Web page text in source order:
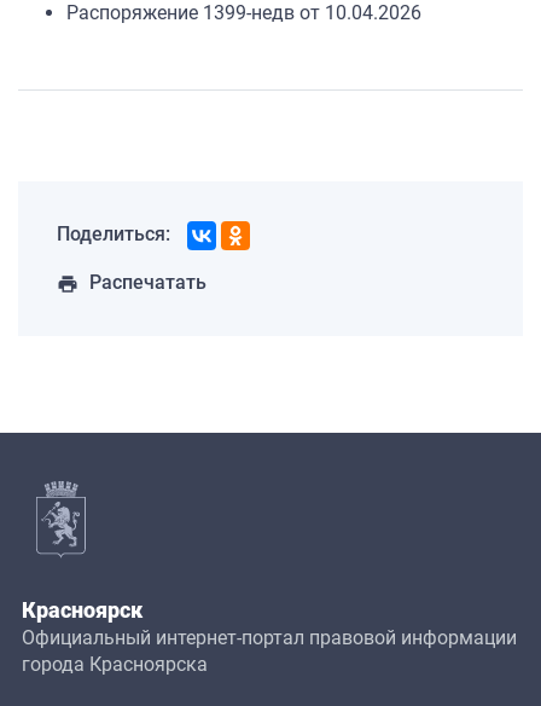
Распоряжение 1399-недв от 10.04.2026
Поделиться:
print Распечатать
Красноярск
Официальный интернет-портал правовой информации
города Красноярска